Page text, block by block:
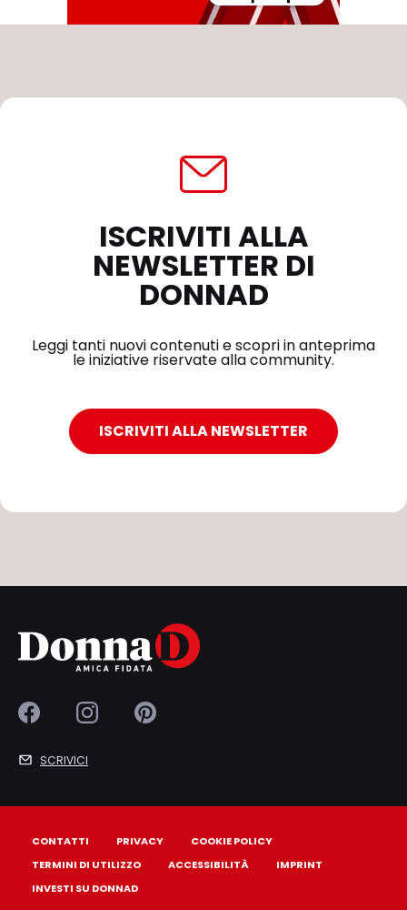
ISCRIVITI ALLA
NEWSLETTER DI
DONNAD
Leggi tanti nuovi contenuti e scopri in anteprima
le iniziative riservate alla community.
ISCRIVITI ALLA NEWSLETTER
SCRIVICI
CONTATTI PRIVACY
COOKIE POLICY
TERMINI DI UTILIZZO
ACCESSIBILITÀ
IMPRINT
INVESTI SU DONNAD